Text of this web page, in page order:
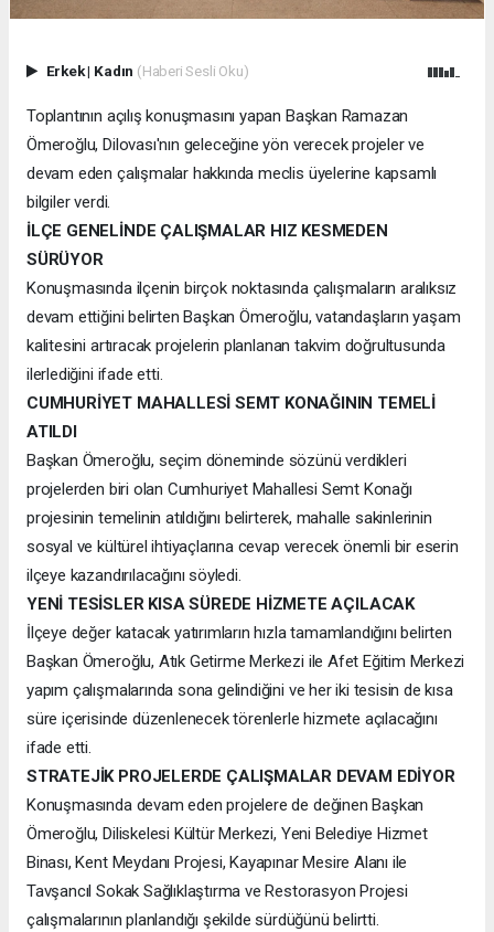
Erkek| Kadın (Haberi Sesli Oku)
Toplantının açılış konuşmasını yapan Başkan Ramazan
Ömeroğlu, Dilovası'nın geleceğine yön verecek projeler ve
devam eden çalışmalar hakkında meclis üyelerine kapsamlı
bilgiler verdi.
İLÇE GENELİNDE ÇALIŞMALAR HIZ KESMEDEN
SÜRÜYOR
Konuşmasında ilçenin birçok noktasında çalışmaların aralıksız
devam ettiğini belirten Başkan Ömeroğlu, vatandaşların yaşam
kalitesini artıracak projelerin planlanan takvim doğrultusunda
ilerlediğini ifade etti.
CUMHURİYET MAHALLESİ SEMT KONAĞININ TEMELİ
ATILDI
Başkan Ömeroğlu, seçim döneminde sözünü verdikleri
projelerden biri olan Cumhuriyet Mahallesi Semt Konağı
projesinin temelinin atıldığını belirterek, mahalle sakinlerinin
sosyal ve kültürel ihtiyaçlarına cevap verecek önemli bir eserin
ilçeye kazandırılacağını söyledi.
YENİ TESİSLER KISA SÜREDE HİZMETE AÇILACAK
İlçeye değer katacak yatırımların hızla tamamlandığını belirten
Başkan Ömeroğlu, Atık Getirme Merkezi ile Afet Eğitim Merkezi
yapım çalışmalarında sona gelindiğini ve her iki tesisin de kısa
süre içerisinde düzenlenecek törenlerle hizmete açılacağını
ifade etti.
STRATEJİK PROJELERDE ÇALIŞMALAR DEVAM EDİYOR
Konuşmasında devam eden projelere de değinen Başkan
Ömeroğlu, Diliskelesi Kültür Merkezi, Yeni Belediye Hizmet
Binası, Kent Meydanı Projesi, Kayapınar Mesire Alanı ile
Tavşancıl Sokak Sağlıklaştırma ve Restorasyon Projesi
çalışmalarının planlandığı şekilde sürdüğünü belirtti.